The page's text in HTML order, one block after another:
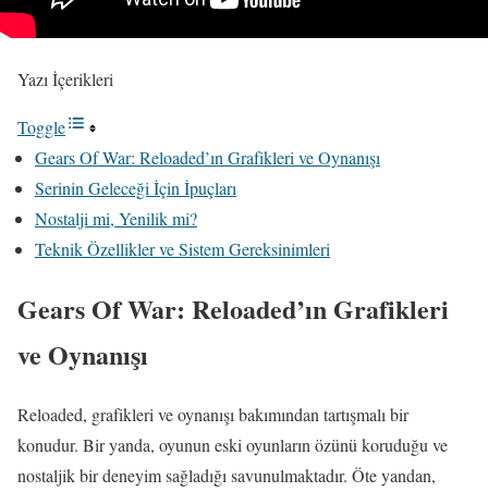
Yazı İçerikleri
Toggle
Gears Of War: Reloaded’ın Grafikleri ve Oynanışı
Serinin Geleceği İçin İpuçları
Nostalji mi, Yenilik mi?
Teknik Özellikler ve Sistem Gereksinimleri
Gears Of War: Reloaded’ın Grafikleri
ve Oynanışı
Reloaded, grafikleri ve oynanışı bakımından tartışmalı bir
konudur. Bir yanda, oyunun eski oyunların özünü koruduğu ve
nostaljik bir deneyim sağladığı savunulmaktadır. Öte yandan,